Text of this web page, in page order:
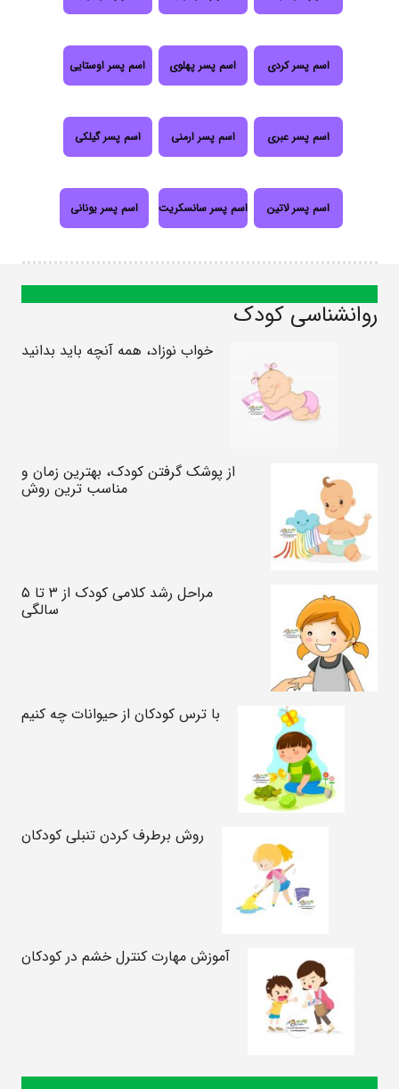
اسم پسر کردی اسم پسر پهلوی اسم پسر اوستایی
اسم پسر عبری اسم پسر ارمنی اسم پسر گیلکی
اسم پسر لاتین اسم پسر سانسکریت اسم پسر یونانی
روانشناسی کودک
خواب نوزاد، همه آنچه باید بدانید
از پوشک گرفتن کودک، بهترین زمان و
مناسب ترین روش
مراحل رشد کلامی کودک از ۳ تا ۵
سالگی
با ترس کودکان از حیوانات چه کنیم
روش برطرف کردن تنبلی کودکان
آموزش مهارت کنترل خشم در کودکان